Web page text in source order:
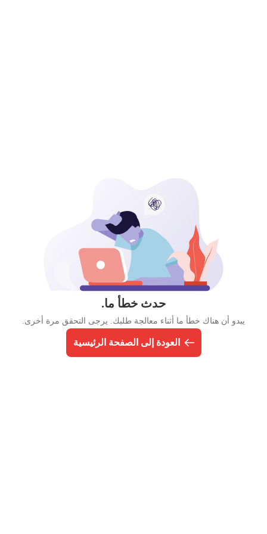
حدث خطأ ما.
يبدو أن هناك خطأ ما أثناء معالجة طلبك. يرجى التحقق مرة أخرى.
العودة إلى الصفحة الرئيسية